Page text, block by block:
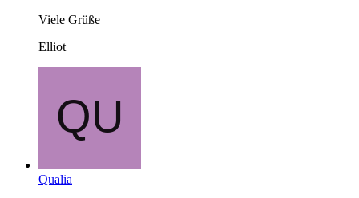
Viele Grüße
Elliot
Qualia